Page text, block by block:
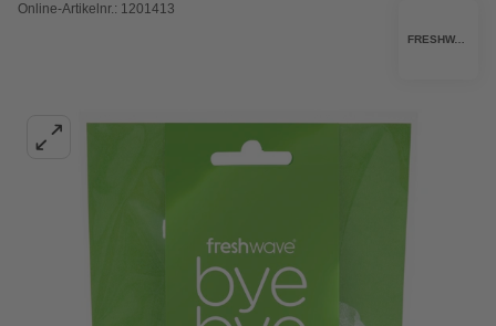
Online-Artikelnr.: 1201413
FRESHWAVE